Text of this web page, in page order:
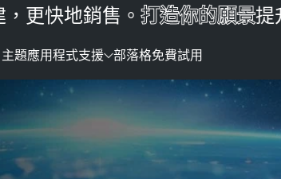
快地銷售。打造你的願景提升
主題應用程式支援 部落格免費試用